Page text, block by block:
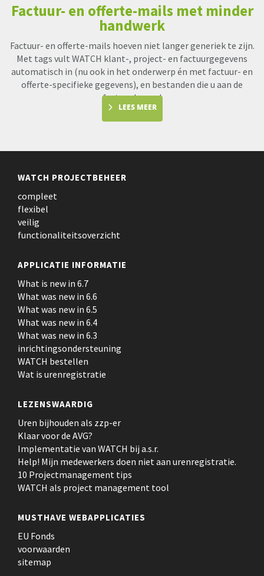
Factuur- en offerte-mails met minder
handwerk
Factuur- en offerte-mails hoeven niet langer generiek te zijn.
Met tags vult WATCH klant-, project- en factuurgegevens
automatisch in (nu ook in het onderwerp én met factuur- en
offerte-specifieke gegevens), en bestanden die u aan de
factuur koppel
LEES MEER
WATCH PROJECTBEHEER
compleet
flexibel
veilig
functionaliteitsoverzicht
APPLICATIE INFORMATIE
What is new in 6.7
What was new in 6.6
What was new in 6.5
What was new in 6.4
What was new in 6.3
inrichtingsondersteuning
WATCH bestellen
Wat is urenregistratie
LEZENSWAARDIG
Uren bijhouden als zzp-er
Klaar voor de AVG?
Implementatie van WATCH bij a.s.r.
Help! Mijn medewerkers doen niet aan urenregistratie.
10 Projectmanagement tips
WATCH als project management tool
MUSTHAVE WEBAPPLICATIES
EU Fonds
voorwaarden
sitemap